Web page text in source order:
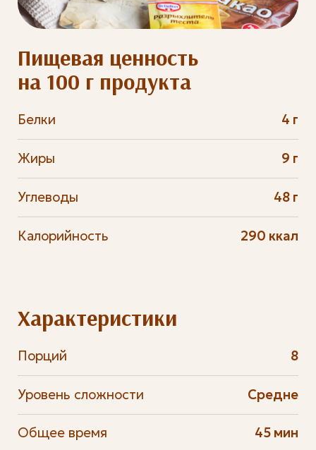
Пищевая ценность
на 100 г продукта
Белки 4 г
Жиры 9 г
Углеводы 48 г
Калорийность 290 ккал
Характеристики
Порций 8
Уровень сложности Средне
Общее время 45 мин